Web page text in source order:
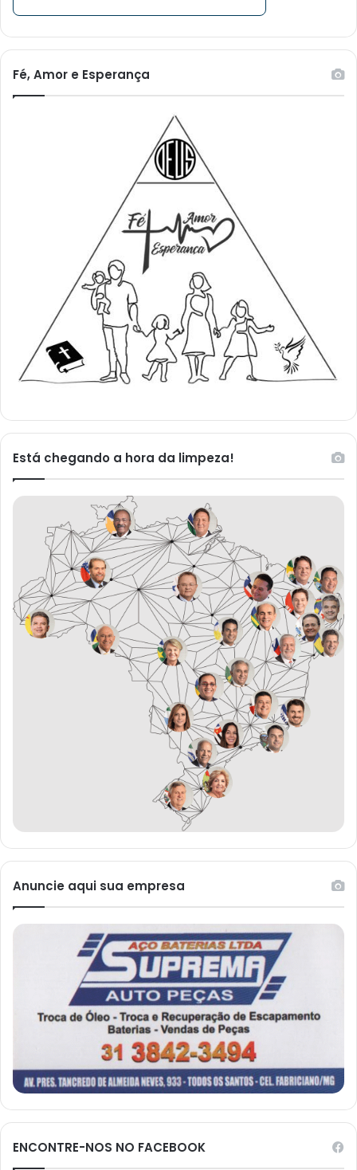
Fé, Amor e Esperança
Está chegando a hora da limpeza!
Anuncie aqui sua empresa
ENCONTRE-NOS NO FACEBOOK